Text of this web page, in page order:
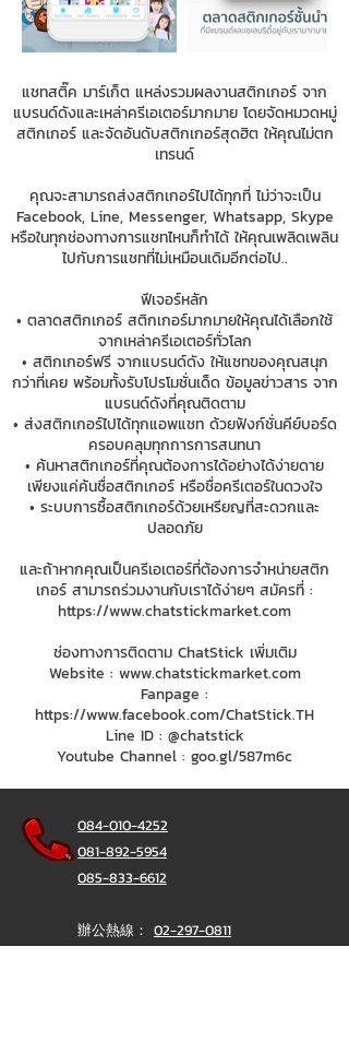
แชทสติ๊ค มาร์เก็ต แหล่งรวมผลงานสติกเกอร์ จาก
แบรนด์ดังและเหล่าครีเอเตอร์มากมาย โดยจัดหมวดหมู่
สติกเกอร์ และจัดอันดับสติกเกอร์สุดฮิต ให้คุณไม่ตก
เทรนด์
คุณจะสามารถส่งสติกเกอร์ไปได้ทุกที่ ไม่ว่าจะเป็น
Facebook, Line, Messenger, Whatsapp, Skype
หรือในทุกช่องทางการแชทไหนก็ทำได้ ให้คุณเพลิดเพลิน
ไปกับการแชทที่ไม่เหมือนเดิมอีกต่อไป..
ฟีเจอร์หลัก
• ตลาดสติกเกอร์ สติกเกอร์มากมายให้คุณได้เลือกใช้
จากเหล่าครีเอเตอร์ทั่วโลก
• สติกเกอร์ฟรี จากแบรนด์ดัง ให้แชทของคุณสนุก
กว่าที่เคย พร้อมทั้งรับโปรโมชั่นเด็ด ข้อมูลข่าวสาร จาก
แบรนด์ดังที่คุณติดตาม
• ส่งสติกเกอร์ไปได้ทุกแอพแชท ด้วยฟังก์ชั่นคีย์บอร์ด
ครอบคลุมทุกการการสนทนา
• ค้นหาสติกเกอร์ที่คุณต้องการได้อย่างได้ง่ายดาย
เพียงแค่ค้นชื่อสติกเกอร์ หรือชื่อครีเตอร์ในดวงใจ
• ระบบการซื้อสติกเกอร์ด้วยเหรียญที่สะดวกและ
ปลอดภัย
และถ้าหากคุณเป็นครีเอเตอร์ที่ต้องการจำหน่ายสติก
เกอร์ สามารถร่วมงานกับเราได้ง่ายๆ สมัครที่ :
https://www.chatstickmarket.com
ช่องทางการติดตาม ChatStick เพิ่มเติม
Website : www.chatstickmarket.com
Fanpage :
https://www.facebook.com/ChatStick.TH
Line ID : @chatstick
Youtube Channel : goo.gl/587m6c
084-010-4252
081-892-5954
085-833-6612
辦公熱線： 02-297-0811